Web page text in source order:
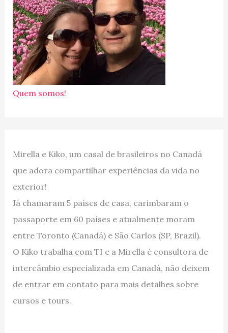
Quem somos!
Mirella e Kiko, um casal de brasileiros no Canadá
que adora compartilhar experiências da vida no
exterior!
Já chamaram 5 países de casa, carimbaram o
passaporte em 60 países e atualmente moram
entre Toronto (Canadá) e São Carlos (SP, Brazil).
O Kiko trabalha com TI e a Mirella é consultora de
intercâmbio especializada em Canadá, não deixem
de entrar em contato para mais detalhes sobre
cursos e tours.